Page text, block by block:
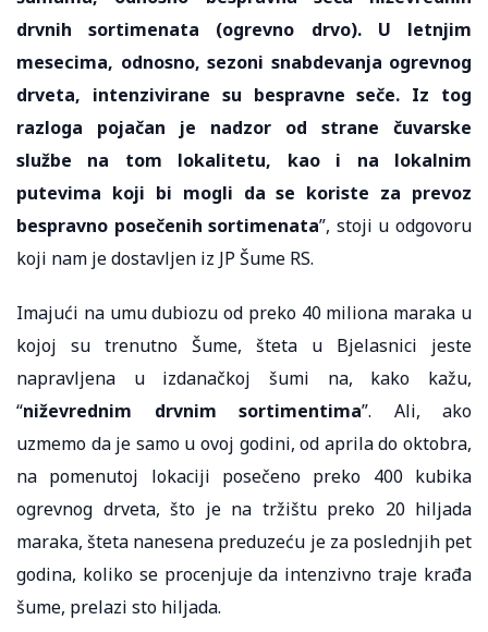
drvnih sortimenata (ogrevno drvo). U letnjim
mesecima, odnosno, sezoni snabdevanja ogrevnog
drveta, intenzivirane su bespravne seče. Iz tog
razloga pojačan je nadzor od strane čuvarske
službe na tom lokalitetu, kao i na lokalnim
putevima koji bi mogli da se koriste za prevoz
bespravno posečenih sortimenata”, stoji u odgovoru
koji nam je dostavljen iz JP Šume RS.
Imajući na umu dubiozu od preko 40 miliona maraka u
kojoj su trenutno Šume, šteta u Bjelasnici jeste
napravljena u izdanačkoj šumi na, kako kažu,
“niževrednim drvnim sortimentima”. Ali, ako
uzmemo da je samo u ovoj godini, od aprila do oktobra,
na pomenutoj lokaciji posečeno preko 400 kubika
ogrevnog drveta, što je na tržištu preko 20 hiljada
maraka, šteta nanesena preduzeću je za poslednjih pet
godina, koliko se procenjuje da intenzivno traje krađa
šume, prelazi sto hiljada.